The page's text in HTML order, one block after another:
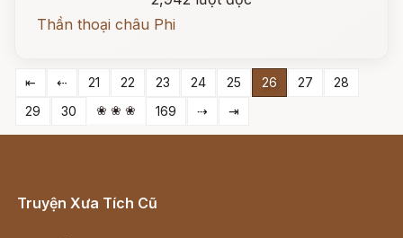
Thần thoại châu Phi
⇤ ⇠ 21 22 23 24 25 26 27
28
29
30 ❀ ❀ ❀ 169 ⇢ ⇥
Truyện Xưa Tích Cũ